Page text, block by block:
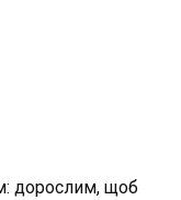
дорослим, щоб